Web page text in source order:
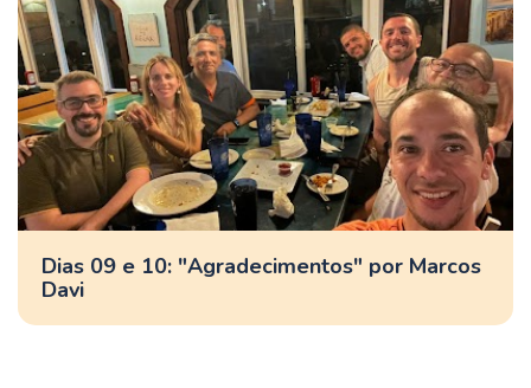
Dias 09 e 10: "Agradecimentos" por Marcos
Davi